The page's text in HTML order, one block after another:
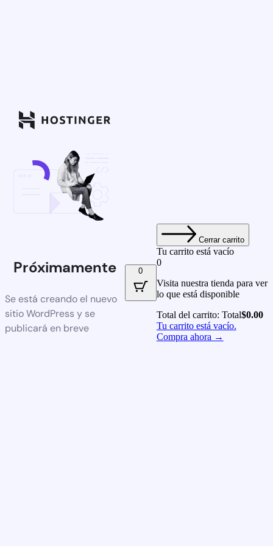
Próximamente
Se está creando el nuevo
sitio WordPress y se
publicará en breve
0
Cerrar carrito
Tu carrito está vacío
0
Visita nuestra tienda para ver
lo que está disponible
Total del carrito: Total$0.00
Tu carrito está vacío.
Compra ahora →